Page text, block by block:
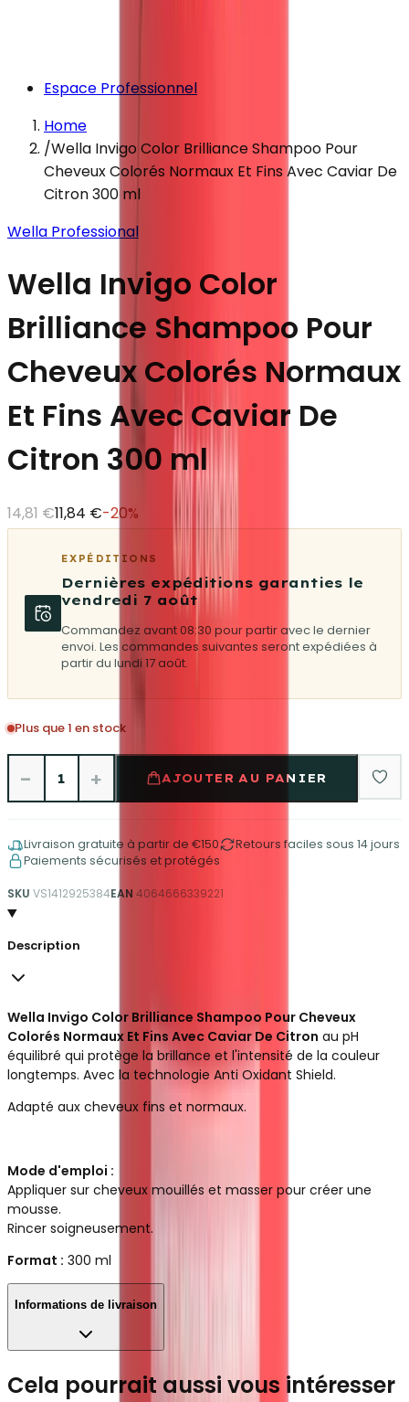
Espace Professionnel
Home
/Wella Invigo Color Brilliance Shampoo Pour
Cheveux Colorés Normaux Et Fins Avec Caviar De
Citron 300 ml
Wella Professional
Wella Invigo Color
Brilliance Shampoo Pour
Cheveux Colorés Normaux
Et Fins Avec Caviar De
Citron 300 ml
14,81 €11,84 €-20%
EXPÉDITIONS
Dernières expéditions garanties le
vendredi 7 août
Commandez avant 08:30 pour partir avec le dernier
envoi. Les commandes suivantes seront expédiées à
partir du lundi 17 août.
Plus que 1 en stock
− 1 + AJOUTER AU PANIER
Livraison gratuite à partir de €150
Retours faciles sous 14 jours
Paiements sécurisés et protégés
SKU VS1412925384EAN 4064666339221
Description
Wella Invigo Color Brilliance Shampoo Pour Cheveux
Colorés Normaux Et Fins Avec Caviar De Citron au pH
équilibré qui protège la brillance et l'intensité de la couleur
longtemps. Avec la technologie Anti Oxidant Shield.
Adapté aux cheveux fins et normaux.
Mode d'emploi :
Appliquer sur cheveux mouillés et masser pour créer une
mousse.
Rincer soigneusement.
Format : 300 ml
Informations de livraison
Cela pourrait aussi vous intéresser